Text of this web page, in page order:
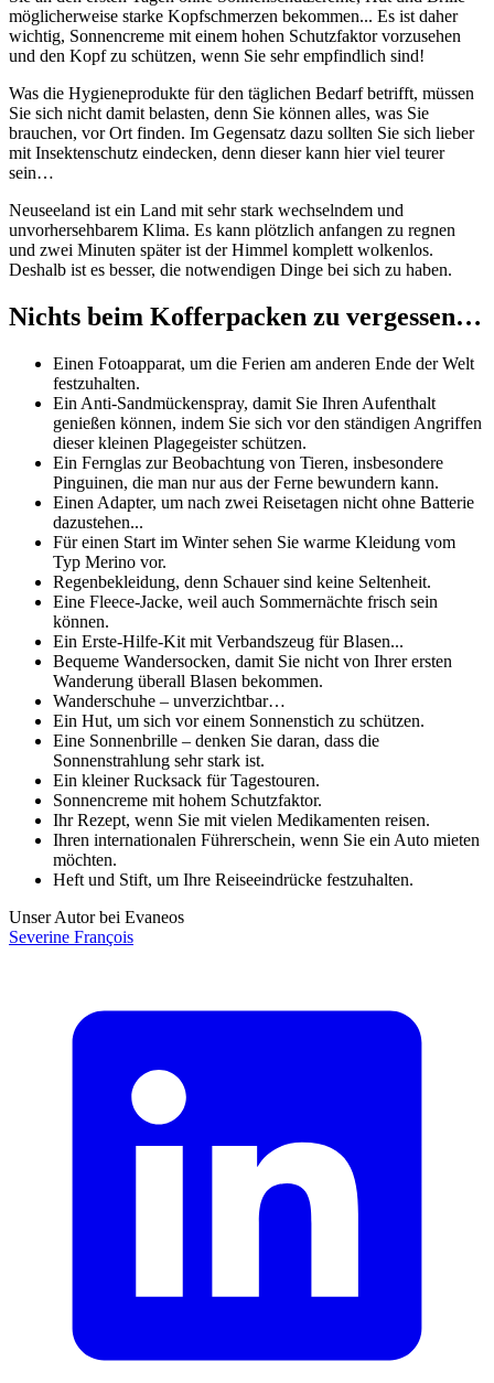
möglicherweise starke Kopfschmerzen bekommen... Es ist daher
wichtig, Sonnencreme mit einem hohen Schutzfaktor vorzusehen
und den Kopf zu schützen, wenn Sie sehr empfindlich sind!
Was die Hygieneprodukte für den täglichen Bedarf betrifft, müssen
Sie sich nicht damit belasten, denn Sie können alles, was Sie
brauchen, vor Ort finden. Im Gegensatz dazu sollten Sie sich lieber
mit Insektenschutz eindecken, denn dieser kann hier viel teurer
sein…
Neuseeland ist ein Land mit sehr stark wechselndem und
unvorhersehbarem Klima. Es kann plötzlich anfangen zu regnen
und zwei Minuten später ist der Himmel komplett wolkenlos.
Deshalb ist es besser, die notwendigen Dinge bei sich zu haben.
Nichts beim Kofferpacken zu vergessen…
Einen Fotoapparat, um die Ferien am anderen Ende der Welt
festzuhalten.
Ein Anti-Sandmückenspray, damit Sie Ihren Aufenthalt
genießen können, indem Sie sich vor den ständigen Angriffen
dieser kleinen Plagegeister schützen.
Ein Fernglas zur Beobachtung von Tieren, insbesondere
Pinguinen, die man nur aus der Ferne bewundern kann.
Einen Adapter, um nach zwei Reisetagen nicht ohne Batterie
dazustehen...
Für einen Start im Winter sehen Sie warme Kleidung vom
Typ Merino vor.
Regenbekleidung, denn Schauer sind keine Seltenheit.
Eine Fleece-Jacke, weil auch Sommernächte frisch sein
können.
Ein Erste-Hilfe-Kit mit Verbandszeug für Blasen...
Bequeme Wandersocken, damit Sie nicht von Ihrer ersten
Wanderung überall Blasen bekommen.
Wanderschuhe – unverzichtbar…
Ein Hut, um sich vor einem Sonnenstich zu schützen.
Eine Sonnenbrille – denken Sie daran, dass die
Sonnenstrahlung sehr stark ist.
Ein kleiner Rucksack für Tagestouren.
Sonnencreme mit hohem Schutzfaktor.
Ihr Rezept, wenn Sie mit vielen Medikamenten reisen.
Ihren internationalen Führerschein, wenn Sie ein Auto mieten
möchten.
Heft und Stift, um Ihre Reiseeindrücke festzuhalten.
Unser Autor bei Evaneos
Severine François